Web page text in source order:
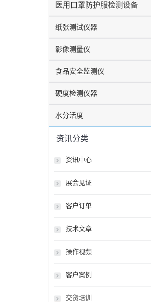
医用口罩防护服检测设备
纸张测试仪器
影像测量仪
食品安全监测仪
硬度检测仪器
水分活度
资讯分类
资讯中心
展会见证
客户订单
技术文章
操作视频
客户案例
交货培训